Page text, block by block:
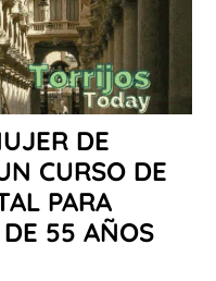
DE
CURSO DE
PARA
DE 55 AÑOS